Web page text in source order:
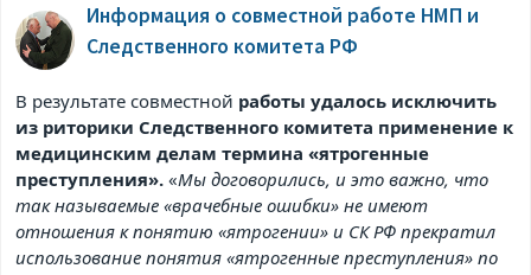
Информация о совместной работе НМП и
Следственного комитета РФ
В результате совместной работы удалось исключить
из риторики Следственного комитета применение к
медицинским делам термина «ятрогенные
преступления». «Мы договорились, и это важно, что
так называемые «врачебные ошибки» не имеют
отношения к понятию «ятрогении» и СК РФ прекратил
использование понятия «ятрогенные преступления» по